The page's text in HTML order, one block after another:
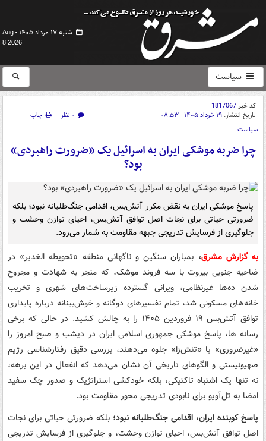
شنبه ۱۷ مرداد ۱۴۰۵ -
Aug
8 2026
سیاست
کد خبر1817067
تاریخ انتشار: ۱۹ خرداد ۱۴۰۵ - ۰۸:۵۳ ۰ نظر
چاپ
سیاست
چرا ضربه موشکی ایران به اسرائیل یک «ضرورت راهبردی»
بود؟
پاسخ موشکی ایران به نقض مکرر آتش‌بس، اقدامی جنگ‌طلبانه نبود؛ بلکه
ضرورتی حیاتی برای نجات اصل توافق آتش‌بس، احیای توازن وحشت و
جلوگیری از فرسایش تدریجی جبهه مقاومت به شمار می‌رود.
به گزارش مشرق، بمباران سنگین و ناگهانی منطقه «تحویطه الغدیر» در
ضاحیه جنوبی بیروت با سه فروند موشک، که منجر به شهادت و مجروح
شدن ده‌ها غیرنظامی، ویرانی گسترده زیرساخت‌های شهری و تخریب
خانه‌های مسکونی شد، تمام تفسیرهای دوگانه و خوش‌بینانه درباره پایداری
توافق آتش‌بس ۱۹ فروردین ۱۴۰۵ را به چالش کشید. در حالی که برخی
رسانه ها، پاسخ موشکی جمهوری اسلامی ایران در دیشب و صبح امروز را
«غیرضروری» یا «تنش‌زا» جلوه می‌دهند، بررسی دقیق رفتارشناسی رژیم
صهیونیستی و الگوهای تاریخی آن نشان می‌دهد که انفعال در این برهه،
نه تنها یک اشتباه تاکتیکی، بلکه خودکشی استراتژیک و صدور چک سفید
امضا به تل‌آویو برای نابودی تدریجی محور مقاومت بود.
پاسخ کوبنده ایران، اقدامی جنگ‌طلبانه نبود؛ بلکه ضرورتی حیاتی برای نجات
اصل توافق آتش‌بس، احیای توازن وحشت، و جلوگیری از فرسایش تدریجی